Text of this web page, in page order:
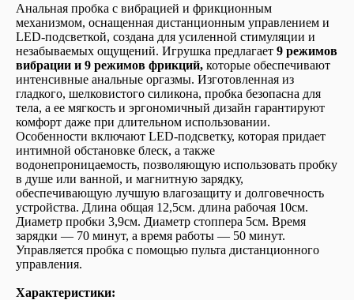
Анальная пробка с вибрацией и фрикционным
механизмом, оснащенная дистанционным управлением и
LED-подсветкой, создана для усиленной стимуляции и
незабываемых ощущений. Игрушка предлагает 9 режимов
вибрации и 9 режимов фрикций, которые обеспечивают
интенсивные анальные оргазмы. Изготовленная из
гладкого, шелковистого силикона, пробка безопасна для
тела, а ее мягкость и эргономичный дизайн гарантируют
комфорт даже при длительном использовании.
Особенности включают LED-подсветку, которая придает
интимной обстановке блеск, а также
водонепроницаемость, позволяющую использовать пробку
в душе или ванной, и магнитную зарядку,
обеспечивающую лучшую влагозащиту и долговечность
устройства. Длина общая 12,5см. длина рабочая 10см.
Диаметр пробки 3,9см. Диаметр стоппера 5см. Время
зарядки — 70 минут, а время работы — 50 минут.
Управляется пробка с помощью пульта дистанционного
управления.
Характеристики: